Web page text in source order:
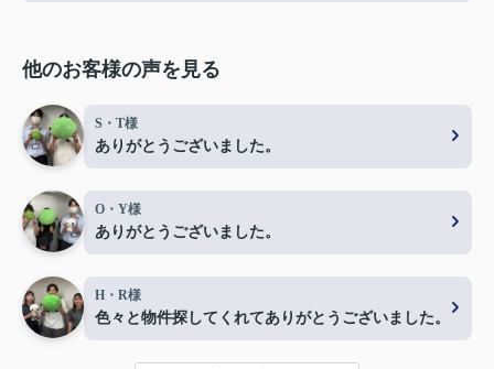
他のお客様の声を見る
S・T様
ありがとうございました。
O・Y様
ありがとうございました。
H・R様
色々と物件探してくれてありがとうございました。